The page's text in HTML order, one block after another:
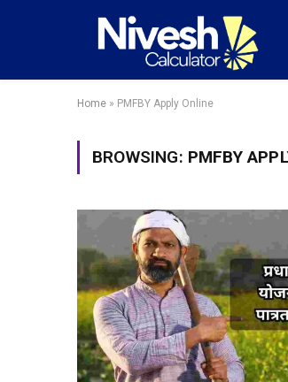
Home » PMFBY Apply Online
BROWSING: PMFBY